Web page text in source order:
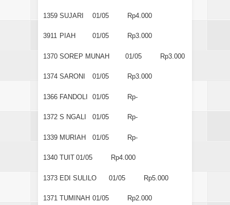
1359 SUJARI 01/05 Rp4.000
3911 PIAH 01/05 Rp3.000
1370 SOREP MUNAH 01/05 Rp3.000
1374 SARONI 01/05 Rp3.000
1366 FANDOLI 01/05 Rp-
1372 S NGALI 01/05 Rp-
1339 MURIAH 01/05 Rp-
1340 TUIT 01/05 Rp4.000
1373 EDI SULILO 01/05 Rp5.000
1371 TUMINAH 01/05 Rp2.000